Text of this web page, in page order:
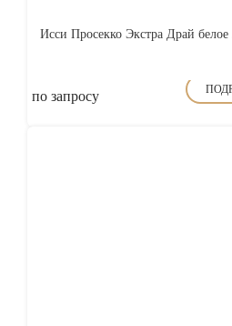
Исси Просекко Экстра Драй
по запросу